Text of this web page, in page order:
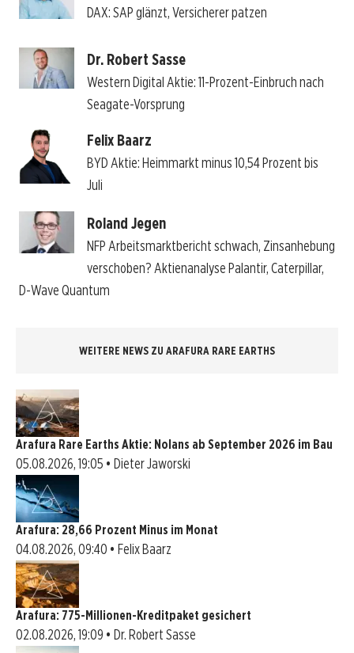
DAX: SAP glänzt, Versicherer patzen
Dr. Robert Sasse
Western Digital Aktie: 11-Prozent-Einbruch nach
Seagate-Vorsprung
Felix Baarz
BYD Aktie: Heimmarkt minus 10,54 Prozent bis
Juli
Roland Jegen
NFP Arbeitsmarktbericht schwach, Zinsanhebung
verschoben? Aktienanalyse Palantir, Caterpillar,
D-Wave Quantum
WEITERE NEWS ZU ARAFURA RARE EARTHS
Arafura Rare Earths Aktie: Nolans ab September 2026 im Bau
05.08.2026, 19:05 • Dieter Jaworski
Arafura: 28,66 Prozent Minus im Monat
04.08.2026, 09:40 • Felix Baarz
Arafura: 775-Millionen-Kreditpaket gesichert
02.08.2026, 19:09 • Dr. Robert Sasse